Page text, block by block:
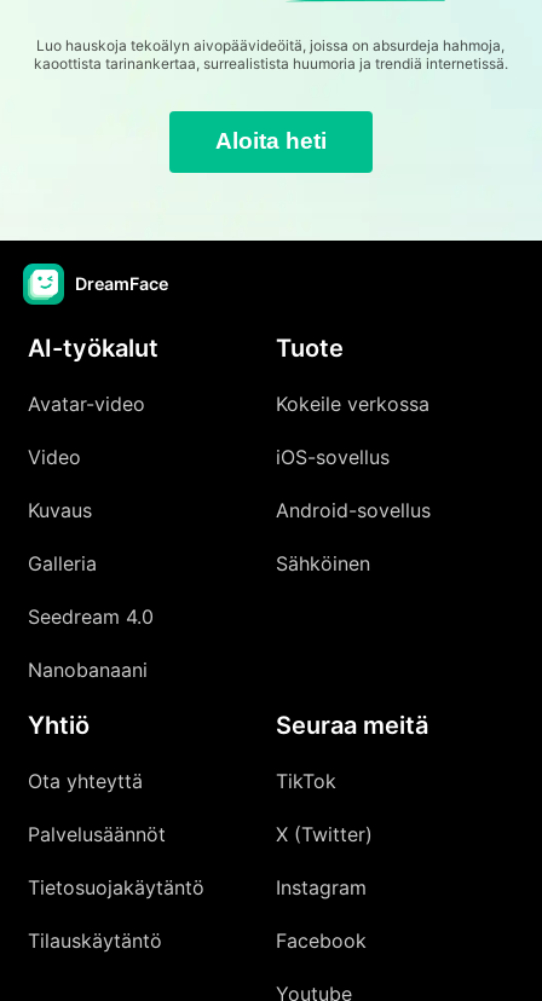
Luo hauskoja tekoälyn aivopäävideöitä, joissa on absurdeja hahmoja,
kaoottista tarinankertaa, surrealistista huumoria ja trendiä internetissä.
Aloita heti
DreamFace
AI-työkalut
Avatar-video
Video
Kuvaus
Galleria
Seedream 4.0
Nanobanaani
Tuote
Kokeile verkossa
iOS-sovellus
Android-sovellus
Sähköinen
Yhtiö
Ota yhteyttä
Palvelusäännöt
Tietosuojakäytäntö
Tilauskäytäntö
Seuraa meitä
TikTok
X (Twitter)
Instagram
Facebook
Youtube